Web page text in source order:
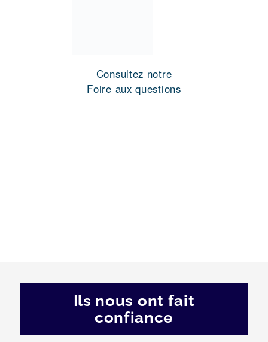
Consultez notre
Foire aux questions
Ils nous ont fait
confiance